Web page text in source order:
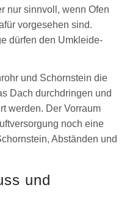
nur sinnvoll, wenn Ofen
vorgesehen sind.
dürfen den Umkleide-
und Schornstein die
Dach durchdringen und
werden. Der Vorraum
noch eine
Abständen und
und